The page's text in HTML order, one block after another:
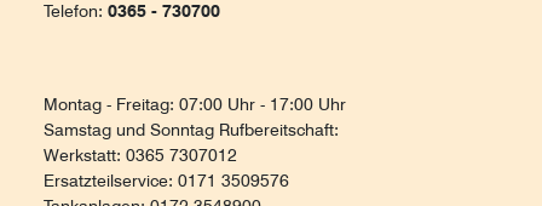
Telefon: 0365 - 730700
Montag - Freitag: 07:00 Uhr - 17:00 Uhr
Samstag und Sonntag Rufbereitschaft:
Werkstatt: 0365 7307012
Ersatzteilservice: 0171 3509576